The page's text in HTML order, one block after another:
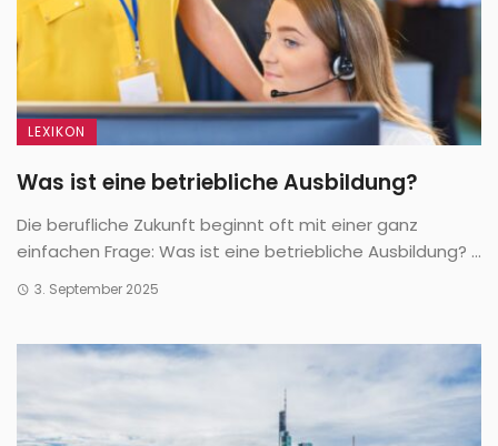
LEXIKON
Was ist eine betriebliche Ausbildung?
Die berufliche Zukunft beginnt oft mit einer ganz
einfachen Frage: Was ist eine betriebliche Ausbildung? ...
3. September 2025